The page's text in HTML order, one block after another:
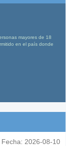
mayores de 18
en el país donde
Fecha: 2026-08-10